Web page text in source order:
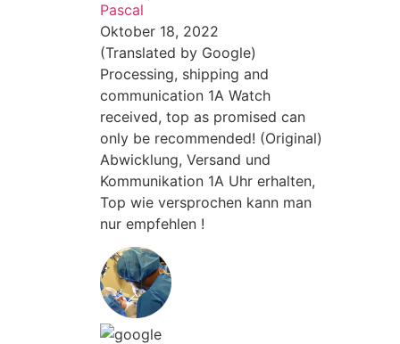
Pascal
Oktober 18, 2022
(Translated by Google)
Processing, shipping and
communication 1A Watch
received, top as promised can
only be recommended! (Original)
Abwicklung, Versand und
Kommunikation 1A Uhr erhalten,
Top wie versprochen kann man
nur empfehlen !